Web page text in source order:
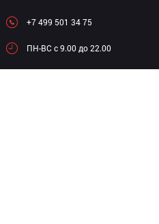
+7 499 501 34 75
ПН-ВC c 9.00 до 22.00